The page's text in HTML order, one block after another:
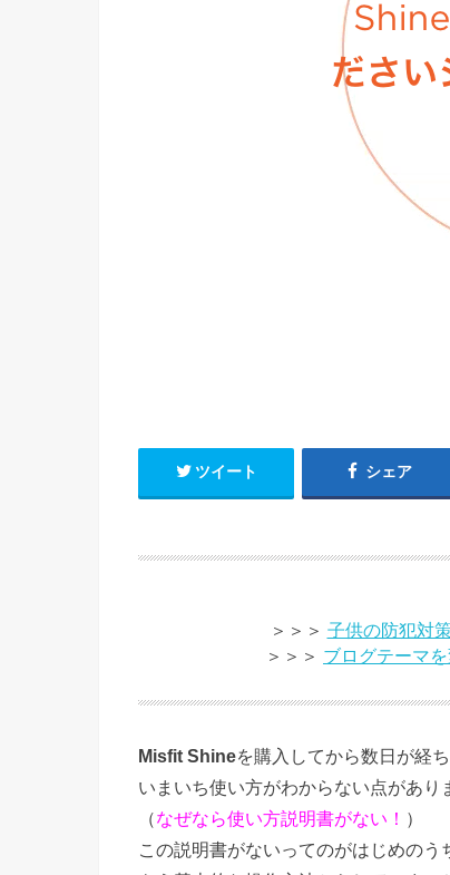
ツイート シェア
＞＞＞ 子供の防犯対
＞＞＞ ブログテーマ
Misfit Shineを購入してから数日が経ち
いまいち使い方がわからない点があり
（なぜなら使い方説明書がない！ ）
この説明書がないってのがはじめのう